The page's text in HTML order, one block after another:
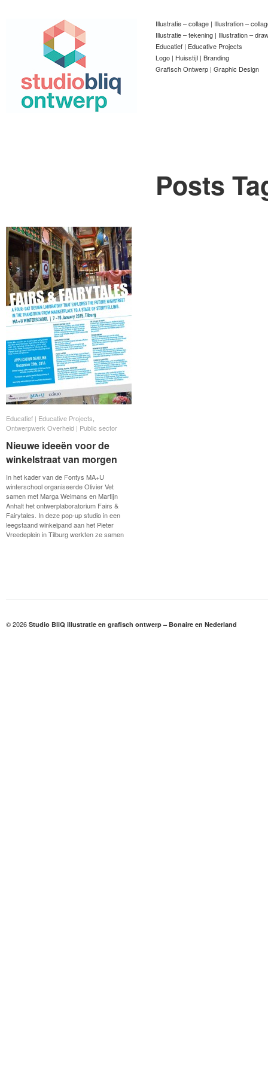
Illustratie – collage | Illustration –
Illustratie – tekening | Illustration –
Educatief | Educative Projects
Logo | Huisstijl | Branding
Grafisch Ontwerp | Graphic Design
Posts
Educatief | Educative Projects
Ontwerpwerk Overheid | Public sector
Nieuwe ideeën voor de
winkelstraat van morgen
In het kader van de Fontys MA+U
winterschool organiseerde Olivier Vet
samen met Marga Weimans en Martijn
Anhalt het ontwerplaboratorium Fairs &
Fairytales. In deze pop-up studio in een
leegstaand winkelpand aan het Pieter
Vreedeplein in Tilburg werkten ze samen
Educatief | Educative Projects
Ontwerpwerk Overheid | Public sector
Nieuwe ideeën voor de
winkelstraat van morgen
© 2026 Studio BliQ illustratie en grafisch ontwerp – Bonaire en Nederland